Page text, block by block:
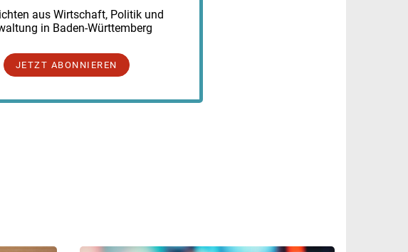
aus Wirtschaft, Politik und
in Baden-Württemberg
JETZT ABONNIEREN